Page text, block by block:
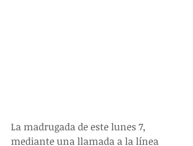
La madrugada de este lunes 7,
mediante una llamada a la línea